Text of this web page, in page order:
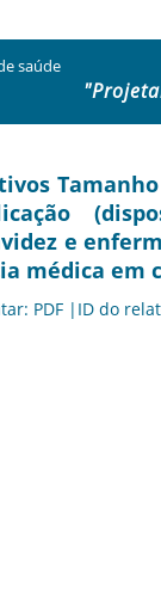
saúde
e
médica em
PDF |ID do